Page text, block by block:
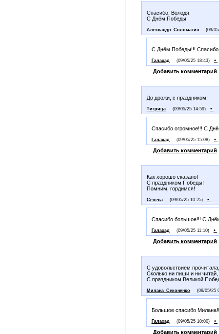
Спасибо, Володя.
С Днём Победы!
Александр_Соломатин (09/
С Днём Победы!!!
Галахад (09/05/25 18:43)
•
Добавить комментарий
До дрожи, с праздником!
Тигрица (09/05/25 14:59) •
Спасибо огромное!!! С
Галахад (09/05/25 15:08)
•
Добавить комментарий
Как хорошо сказано!
С праздником Победы!
Помним, гордимся!
Селена (09/05/25 10:25) •
Спасибо большое!!! С
Галахад (09/05/25 11:10)
•
Добавить комментарий
С удовольствием
Сколько ни пиши и ни
С праздником Великой
Милана_Секоненко (09/05/25
Большое спасибо
Галахад (09/05/25 10:00)
•
Добавить комментарий